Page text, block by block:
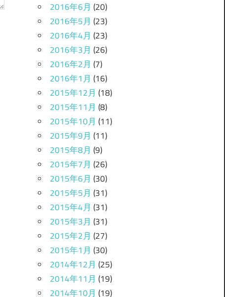
2016年6月 (20)
2016年5月 (23)
2016年4月 (23)
2016年3月 (26)
2016年2月 (7)
2016年1月 (16)
2015年12月 (18)
2015年11月 (8)
2015年10月 (11)
2015年9月 (11)
2015年8月 (9)
2015年7月 (26)
2015年6月 (30)
2015年5月 (31)
2015年4月 (31)
2015年3月 (31)
2015年2月 (27)
2015年1月 (30)
2014年12月 (25)
2014年11月 (19)
2014年10月 (19)